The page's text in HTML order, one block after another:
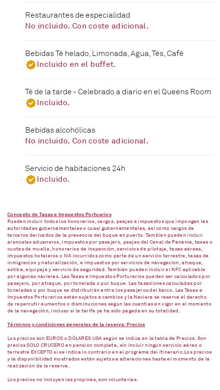
Restaurantes de especialidad
No incluido. Con coste adicional.
Bebidas Té helado, Limonada, Agua, Tés, Café
Incluido en el buffet.
Té de la tarde - Celebrado a diario en el Queens Room
Incluido.
Bebidas alcohólicas
No incluido. Con coste adicional.
Servicio de habitaciones 24h
Incluido.
Concepto de Tasas e Impuestos Portuarios
Pueden incluir todos los honorarios, cargos, peajes e impuestos que impongan las
autoridades gubernamentales o cuasi gubernamentales, así como cargos de
terceros derivados de la presencia del buque en puerto. También pueden incluir
aranceles aduaneros, impuestos por pasajero, peajes del Canal de Panamá, tasas o
cuotas de muelle, honorarios de inspección, servicios de pilotaje, tasas aéreas,
impuestos hoteleros o IVA incurridos como parte de un servicio terrestre, tasas de
inmigración y naturalización, e impuestos por servicios de navegación, atraque,
estiba, equipaje y servicio de seguridad. También pueden incluir el NFC aplicable
por algunas navieras. Las Tasas e Impuestos Porturarios pueden ser calculados por
pasajero, por atraque, por tonelada o por buque. Las tasaciones calculadas por
toneladas o por buque se distribuirán entre los pasajeros del barco. Las Tasas e
Impuestos Porturarios están sujetos a cambios y la Naviera se reserva el derecho
de repercutir aumentos o disminuciones según las cuantías en vigor en el momento
de la navegación, incluso si la tarifa ya ha sido pagada en su totalidad.
Términos y condiciones generales de la reserva: Precios
Los precios son EUROS o DÓLARES USA según se indica en la tabla de Precios. Son
precios SOLO CRUCERO en pensión completa, sin incluir ningún servicio aéreo o
terrestre EXCEPTO si se indica lo contrario en el programa del itinerario.Los precios
y la disponibilidad mostrados están sujetos a alteraciones hasta el momento de la
realización de la reserva.
Los precios no incluyen las propinas, son voluntarias.